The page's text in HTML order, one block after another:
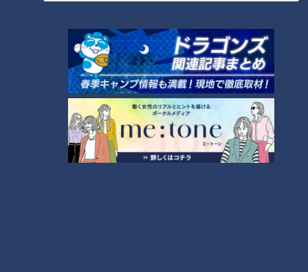
は～配信型ドキュメンタリー「ピエロと呼ばれた息
子」第１４０話
【全力！なにわ実験部～ナゴヤのギモン、ガチ検証
～】キャロットフレンチロースト
もっと見る